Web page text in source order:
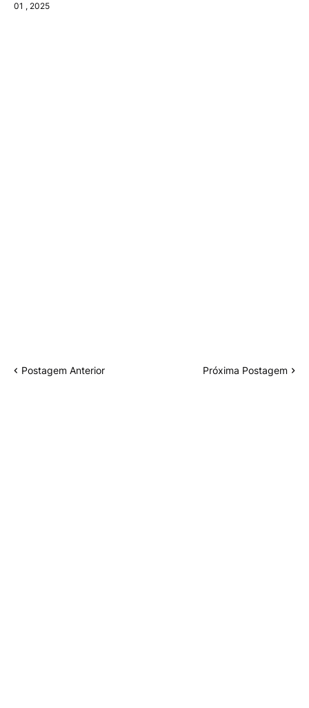
01 , 2025
Postagem Anterior Próxima Postagem